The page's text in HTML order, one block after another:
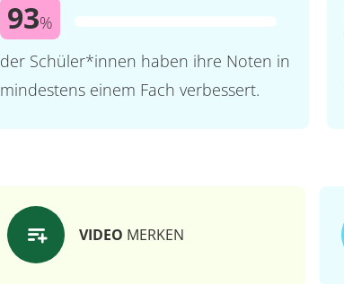
93%
der Schüler*innen haben ihre Noten in
mindestens einem Fach verbessert.
VIDEO MERKEN